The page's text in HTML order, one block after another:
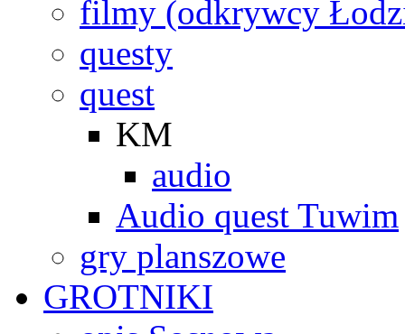
filmy (odkrywcy
questy
quest
KM
audio
Audio quest Tuwim
gry planszowe
GROTNIKI